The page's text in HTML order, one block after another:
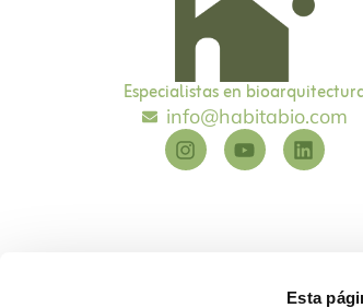
Esta
Especialistas en
info@habitabio.com